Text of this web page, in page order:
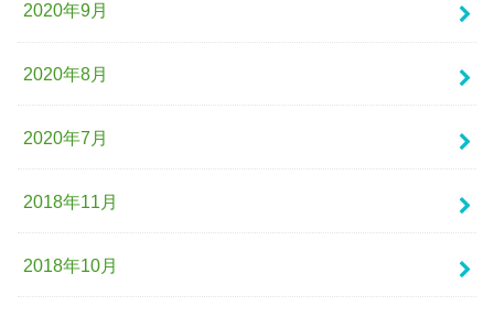
2020年9月
2020年8月
2020年7月
2018年11月
2018年10月